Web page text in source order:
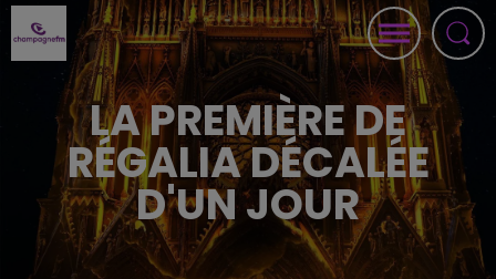
LA PREMIÈRE DE
RÉGALIA DÉCALÉE
D'UN JOUR